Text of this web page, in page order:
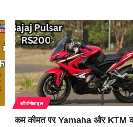
ऑटोमोबाइल
कम कीमत पर Yamaha और KTM